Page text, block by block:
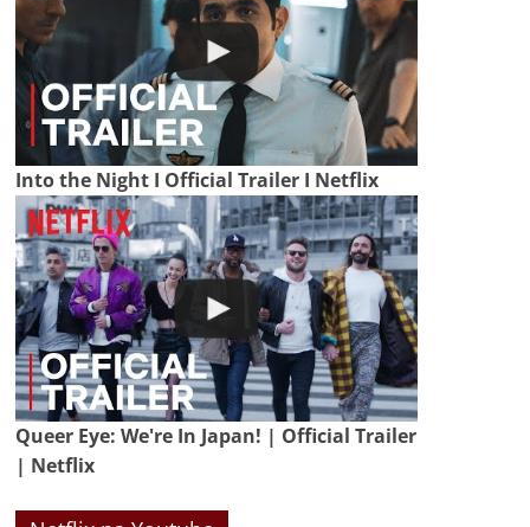
Into the Night I Official Trailer I Netflix
Queer Eye: We're In Japan! | Official Trailer
| Netflix